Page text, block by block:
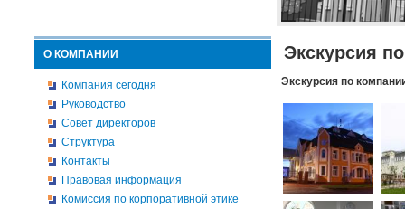
О КОМПАНИИ
Компания сегодня
Руководство
Совет директоров
Структура
Контакты
Правовая информация
Комиссия по корпоративной этике
Экскурсия
Экскурсия по